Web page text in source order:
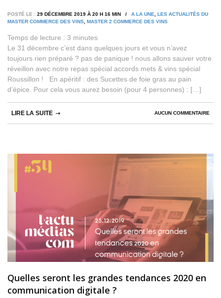
POSTÉ LE : 29 DÉCEMBRE 2019 À 20 H 16 MIN / A LA UNE, LES ACTUALITÉS DU
MASTER COMMERCE DES VINS, MASTER 2 COMMERCE DES VINS
Temps de lecture : 3 minutes
Le 31 décembre c’est dans quelques jours et vous n’avez
toujours rien préparé ? pas de panique ! nous allons sauver votre
réveillon avec notre repas spécial accords mets & vins spécial
Roussillon ! En apéritif : des Sucettes de foie gras au pain
d’épice. Pour cela vous aurez besoin (pour 4 personnes) : […]
AUCUN COMMENTAIRE
LIRE LA SUITE
Quelles seront les grandes tendances 2020 en
communication digitale ?